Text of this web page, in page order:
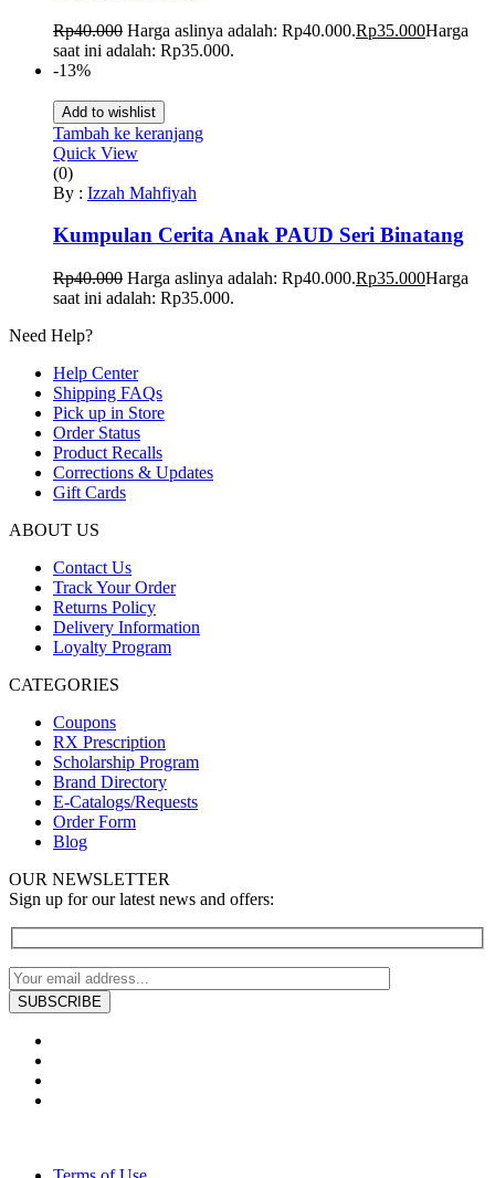
Rp40.000 Harga aslinya adalah: Rp40.000.Rp35.000Harga
saat ini adalah: Rp35.000.
-13%
Add to wishlist
Tambah ke keranjang
Quick View
(0)
By : Izzah Mahfiyah
Kumpulan Cerita Anak PAUD Seri Binatang
Rp40.000 Harga aslinya adalah: Rp40.000.Rp35.000Harga
saat ini adalah: Rp35.000.
Need Help?
Help Center
Shipping FAQs
Pick up in Store
Order Status
Product Recalls
Corrections & Updates
Gift Cards
ABOUT US
Contact Us
Track Your Order
Returns Policy
Delivery Information
Loyalty Program
CATEGORIES
Coupons
RX Prescription
Scholarship Program
Brand Directory
E-Catalogs/Requests
Order Form
Blog
OUR NEWSLETTER
Sign up for our latest news and offers: